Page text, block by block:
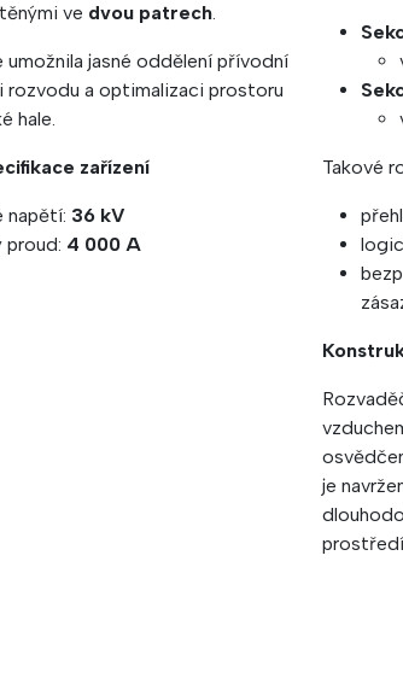
ve dvou patrech.
umožnila jasné oddělení přívodní
rozvodu a optimalizaci prostoru
hale.
zařízení
napětí: 36 kV
proud: 4 000 A
Takové
je
prostředí